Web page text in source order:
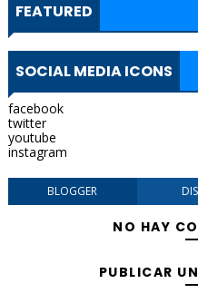
FEATURED
SOCIAL MEDIA ICONS
facebook
twitter
youtube
instagram
BLOGGER
NO HAY
PUBLICAR